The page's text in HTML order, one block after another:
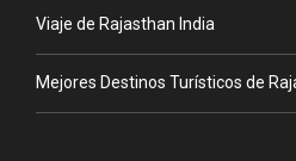
Viaje de Rajasthan India
Mejores Destinos Turísticos de